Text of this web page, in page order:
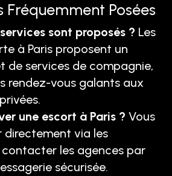
Fréquemment Posées
sont proposés ? Les
à Paris proposent un
de services de compagnie,
rendez-vous galants aux
une escort à Paris ? Vous
directement via les
les agences par
sécurisée.